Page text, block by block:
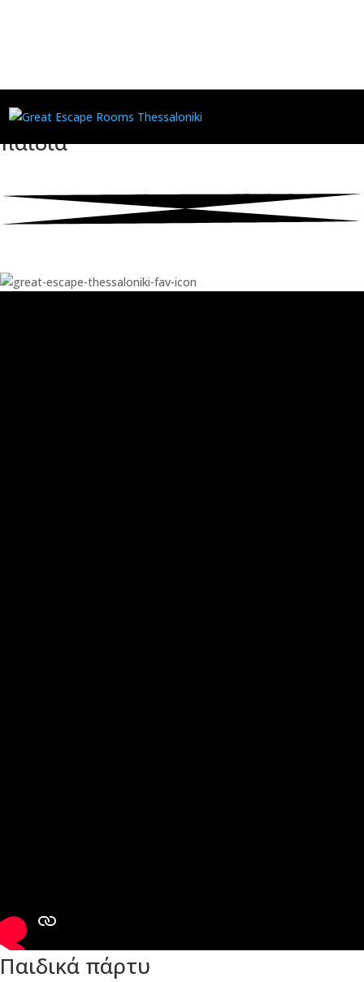
Χώροι για παιδικά πάρτυ
Θεσσαλονίκη – Escape Room για
παιδιά
Παιδικά πάρτυ